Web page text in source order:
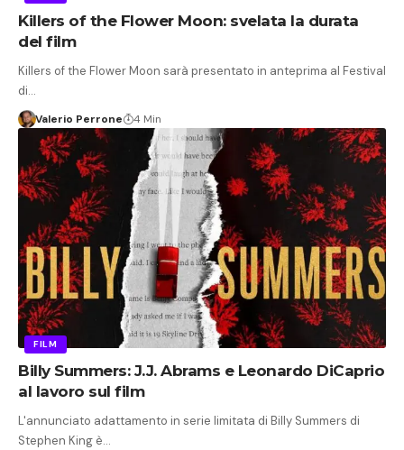
Killers of the Flower Moon: svelata la durata
del film
Killers of the Flower Moon sarà presentato in anteprima al Festival
di…
Valerio Perrone 4 Min
FILM
Billy Summers: J.J. Abrams e Leonardo DiCaprio
al lavoro sul film
L'annunciato adattamento in serie limitata di Billy Summers di
Stephen King è…